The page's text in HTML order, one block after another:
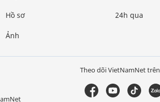
Hồ sơ
Ảnh
24h qua
Theo dõi VietNamNet trên